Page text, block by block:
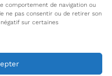
comportement de navigation ou
ne pas consentir ou de retirer son
sur certaines
du